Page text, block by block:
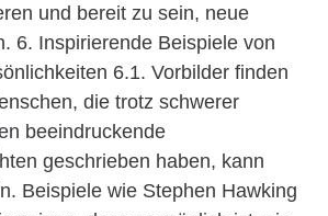
und bereit zu sein, neue
6. Inspirierende Beispiele von
6.1. Vorbilder finden
die trotz schwerer
beeindruckende
geschrieben haben, kann
Beispiele wie Stephen Hawking